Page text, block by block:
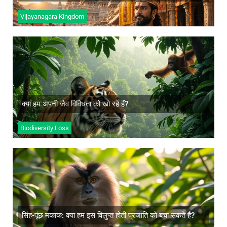
Vijayanagara Kingdom
क्या हम अपनी जैव विविधता को खो रहे हैं?
Biodiversity Loss
क्या हम अपनी जैव विविधता को खो रहे हैं?
अधिक जानें
सिंह-पूंछ मकाक: क्या हम इस विलुप्त होती प्रजाति को बचा सकते हैं?
सिंह-पूंछ मकाक: क्या हम इस विलुप्त होती प्रजाति को बचा
अधिक जानें